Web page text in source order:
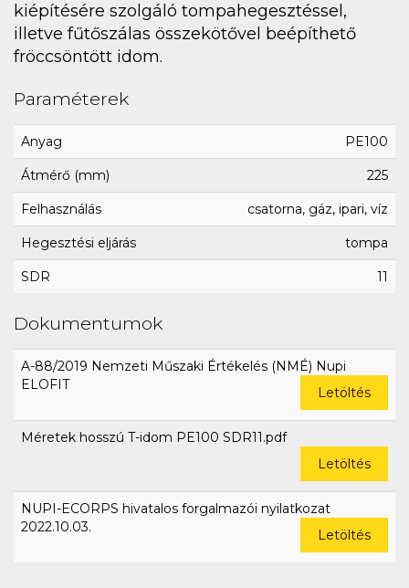
kiépítésére szolgáló tompahegesztéssel,
illetve fűtőszálas összekötővel beépíthető
fröccsöntött idom.
Paraméterek
Anyag PE100
Átmérő (mm) 225
Felhasználás csatorna, gáz, ipari, víz
Hegesztési eljárás tompa
SDR 11
Dokumentumok
A-88/2019 Nemzeti Műszaki Értékelés (NMÉ) Nupi
ELOFIT
Letöltés
Méretek hosszú T-idom PE100 SDR11.pdf
Letöltés
NUPI-ECORPS hivatalos forgalmazói nyilatkozat
2022.10.03.
Letöltés